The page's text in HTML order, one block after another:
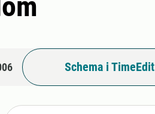
Schema i TimeEdit